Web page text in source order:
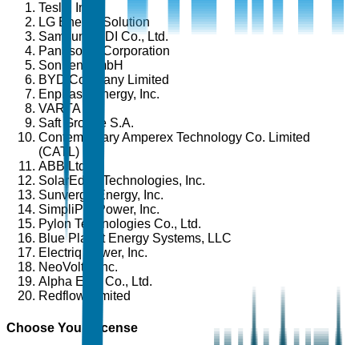
Tesla, Inc.
LG Energy Solution
Samsung SDI Co., Ltd.
Panasonic Corporation
Sonnen GmbH
BYD Company Limited
Enphase Energy, Inc.
VARTA AG
Saft Groupe S.A.
Contemporary Amperex Technology Co. Limited
(CATL)
ABB Ltd.
SolarEdge Technologies, Inc.
Sunverge Energy, Inc.
SimpliPhi Power, Inc.
Pylon Technologies Co., Ltd.
Blue Planet Energy Systems, LLC
Electriq Power, Inc.
NeoVolta, Inc.
Alpha ESS Co., Ltd.
Redflow Limited
Choose Your License